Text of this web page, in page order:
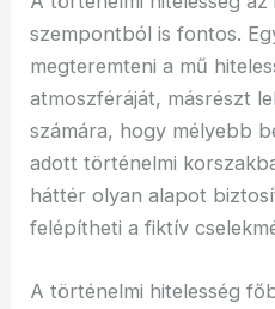
szempontból is fontos.
megteremteni a mű
atmoszféráját, másrészt
számára, hogy mélyebb
adott történelmi
háttér olyan alapot
felépítheti a fiktív
A történelmi hitelesség